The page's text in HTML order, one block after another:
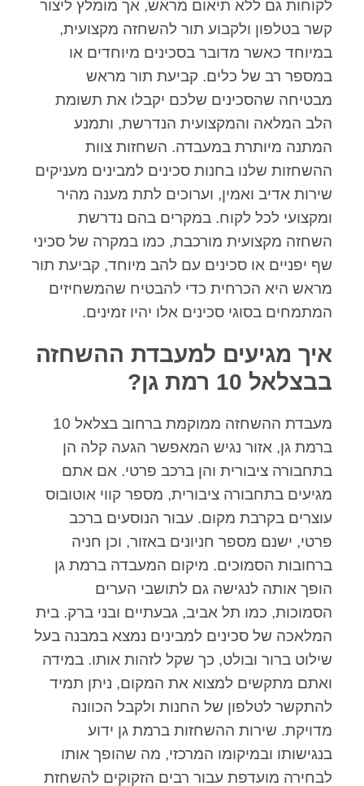
לקוחות גם ללא תיאום מראש, אך מומלץ ליצור
קשר בטלפון ולקבוע תור להשחזה מקצועית,
במיוחד כאשר מדובר בסכינים מיוחדים או
במספר רב של כלים. קביעת תור מראש
מבטיחה שהסכינים שלכם יקבלו את תשומת
הלב המלאה והמקצועית הנדרשת, ותמנע
המתנה מיותרת במעבדה. השחזות צוות
ההשחזות שלנו בחנות סכינים למבינים מעניקים
שירות אדיב ואמין, וערוכים לתת מענה מהיר
ומקצועי לכל לקוח. במקרים בהם נדרשת
השחזה מקצועית מורכבת, כמו במקרה של סכיני
שף יפניים או סכינים עם להב מיוחד, קביעת תור
מראש היא הכרחית כדי להבטיח שהמשחיזים
המתמחים בסוגי סכינים אלו יהיו זמינים.
איך מגיעים למעבדת ההשחזה
בבצלאל 10 רמת גן?
מעבדת ההשחזה ממוקמת ברחוב בצלאל 10
ברמת גן, אזור נגיש המאפשר הגעה קלה הן
בתחבורה ציבורית והן ברכב פרטי. אם אתם
מגיעים בתחבורה ציבורית, מספר קווי אוטובוס
עוצרים בקרבת מקום. עבור הנוסעים ברכב
פרטי, ישנם מספר חניונים באזור, וכן חניה
ברחובות הסמוכים. מיקום המעבדה ברמת גן
הופך אותה לנגישה גם לתושבי הערים
הסמוכות, כמו תל אביב, גבעתיים ובני ברק. בית
המלאכה של סכינים למבינים נמצא במבנה בעל
שילוט ברור ובולט, כך שקל לזהות אותו. במידה
ואתם מתקשים למצוא את המקום, ניתן תמיד
להתקשר לטלפון של החנות ולקבל הכוונה
מדויקת. שירות ההשחזות ברמת גן ידוע
בנגישותו ובמיקומו המרכזי, מה שהופך אותו
לבחירה מועדפת עבור רבים הזקוקים להשחזת